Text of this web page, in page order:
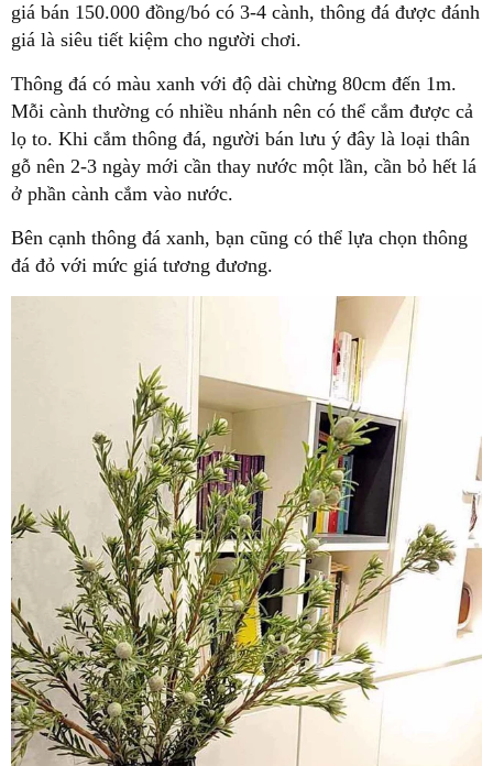
giá bán 150.000 đồng/bó có 3-4 cành, thông đá được đánh
giá là siêu tiết kiệm cho người chơi.
Thông đá có màu xanh với độ dài chừng 80cm đến 1m.
Mỗi cành thường có nhiều nhánh nên có thể cắm được cả
lọ to. Khi cắm thông đá, người bán lưu ý đây là loại thân
gỗ nên 2-3 ngày mới cần thay nước một lần, cần bỏ hết lá
ở phần cành cắm vào nước.
Bên cạnh thông đá xanh, bạn cũng có thể lựa chọn thông
đá đỏ với mức giá tương đương.